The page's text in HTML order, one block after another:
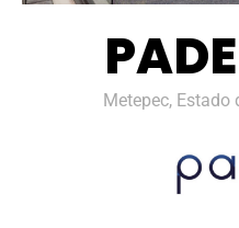
Metepec, Estado